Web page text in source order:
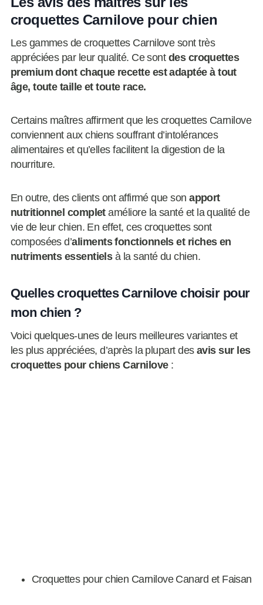
croquettes Carnilove pour chien
Les gammes de croquettes Carnilove sont très
appréciées par leur qualité. Ce sontdes croquettes
premium dont chaque recette est adaptée à tout
âge, toute taille et toute race.
Certains maîtres affirment que les croquettes Carnilove
conviennent aux chiens souffrant d’intolérances
alimentaires et qu’elles facilitent la digestion de la
nourriture.
En outre, des clients ont affirmé que sonapport
nutritionnel completaméliore la santé et la qualité de
vie de leur chien. En effet, ces croquettes sont
composées d’aliments fonctionnels et riches en
nutriments essentiels à la santé du chien.
Quelles croquettes Carnilove choisir pour
mon chien ?
Voici quelques-unes de leurs meilleures variantes et
les plus appréciées, d’après la plupart des avis sur les
croquettes pour chiens Carnilove:
Croquettes pour chien Carnilove Canard et Faisan